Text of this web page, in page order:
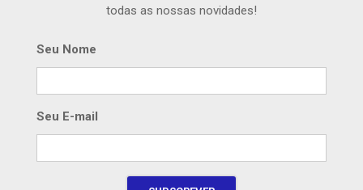
todas as nossas novidades!
Seu Nome
Seu E-mail